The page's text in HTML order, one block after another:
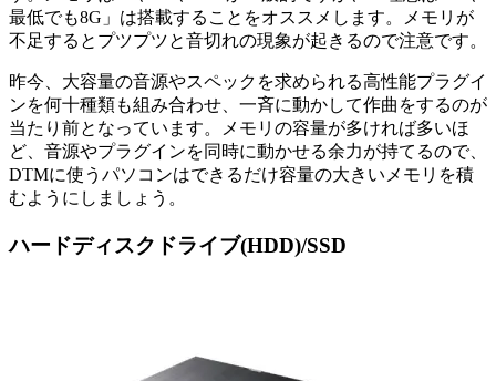
最低でも8G」は搭載することをオススメします。メモリが
不足するとプツプツと音切れの現象が起きるので注意です。
昨今、大容量の音源やスペックを求められる高性能プラグイ
ンを何十種類も組み合わせ、一斉に動かして作曲をするのが
当たり前となっています。メモリの容量が多ければ多いほ
ど、音源やプラグインを同時に動かせる余力が持てるので、
DTMに使うパソコンはできるだけ容量の大きいメモリを積
むようにしましょう。
ハードディスクドライブ(HDD)/SSD